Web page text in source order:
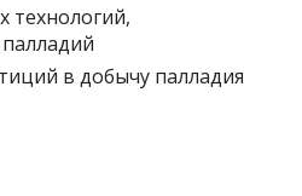
технологий,
в добычу палладия